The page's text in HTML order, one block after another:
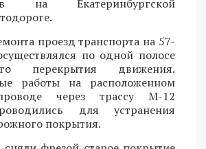
на Екатеринбургской
проезд транспорта на 57-
по одной полосе
перекрытия движения.
работы на расположенном
через трассу М-12
для устранения
покрытия.